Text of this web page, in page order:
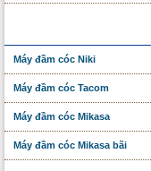
Máy đầm cóc Niki
Máy đầm cóc Tacom
Máy đầm cóc Mikasa
Máy đầm cóc Mikasa bãi